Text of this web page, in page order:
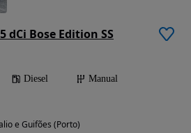
dCi Bose Edition SS
Diesel
Manual
e Guifões (Porto)